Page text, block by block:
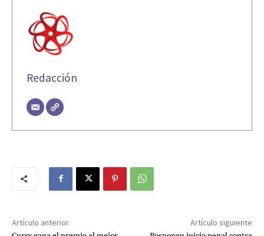
Redacción
Artículo anterior Artículo siguiente